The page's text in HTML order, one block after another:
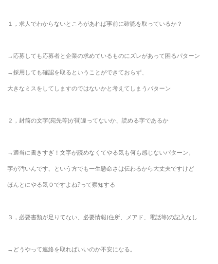
１，求人でわからないところがあれば事前に確認を取っているか？
→応募しても応募者と企業の求めているものにズレがあって困るパターン
→採用しても確認を取るということができておらず、
大きなミスをしてしますのではないかと考えてしまうパターン
２，封筒の文字(宛先等)が間違ってないか、読める字であるか
→適当に書きすぎ！文字が読めなくてやる気も何も感じないパターン。
字が汚いんです。という方でも一生懸命さは伝わるから大丈夫ですけど
ほんとにやる気０ですよね?って察知する
３，必要書類が足りてない、必要情報(住所、メアド、電話等)の記入なし
→どうやって連絡を取ればいいのか不安になる。